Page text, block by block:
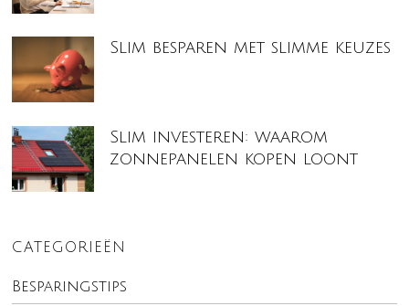
Slim besparen met slimme keuzes
Slim investeren: waarom
zonnepanelen kopen loont
CATEGORIEËN
Besparingstips